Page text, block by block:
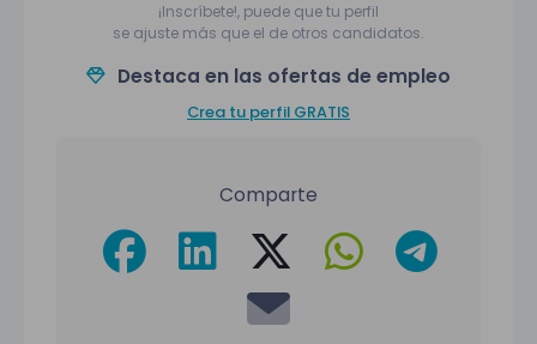
¡Inscríbete!, puede que tu perfil
se ajuste más que el de otros candidatos.
Destaca en las ofertas de empleo
Crea tu perfil GRATIS
Comparte